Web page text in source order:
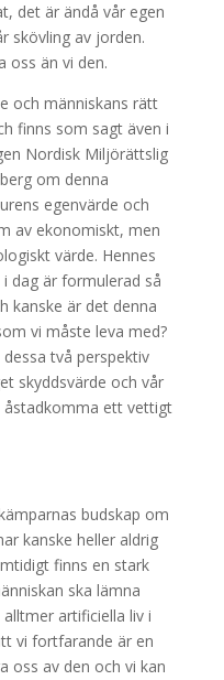
det är ändå vår egen
skövling av jorden.
oss än vi den.
och människans rätt
finns som sagt även i
Nordisk Miljörättslig
om denna
egenvärde och
av ekonomiskt, men
värde. Hennes
dag är formulerad så
kanske är det denna
vi måste leva med?
två perspektiv
skyddsvärde och vår
ett vettigt
budskap om
kanske heller aldrig
finns en stark
ska lämna
artificiella liv i
vi fortfarande är en
oss av den och vi kan